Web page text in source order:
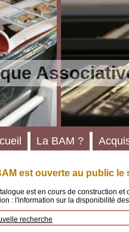
est ouverte au public le
est en cours de construction
: l'information sur la disponibilité
recherche
La BAM ?